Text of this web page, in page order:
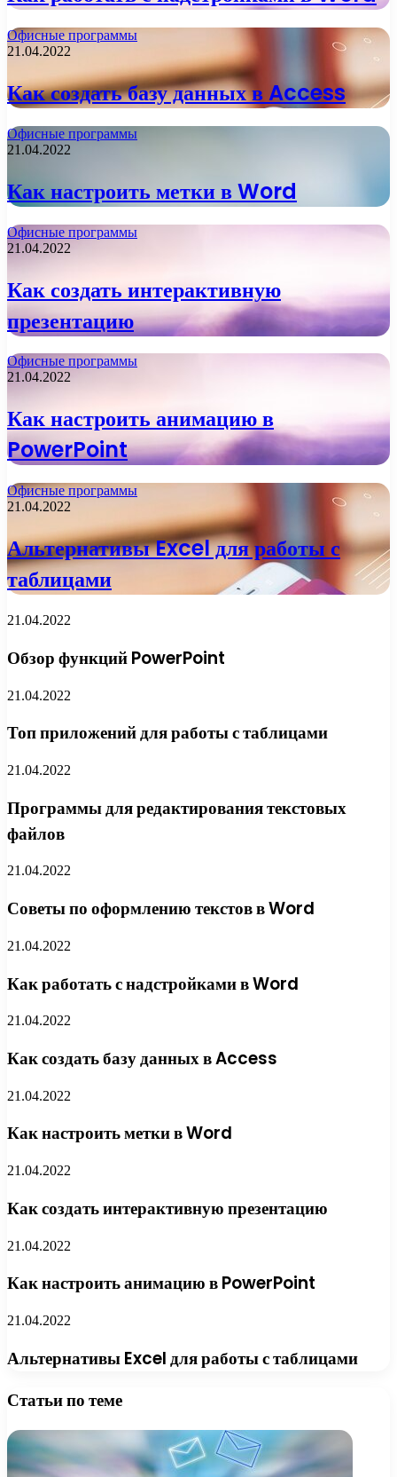
Офисные программы
21.04.2022
Как создать базу данных в Access
Офисные программы
21.04.2022
Как настроить метки в Word
Офисные программы
21.04.2022
Как создать интерактивную
презентацию
Офисные программы
21.04.2022
Как настроить анимацию в
PowerPoint
Офисные программы
21.04.2022
Альтернативы Excel для работы с
таблицами
21.04.2022
Обзор функций PowerPoint
21.04.2022
Топ приложений для работы с таблицами
21.04.2022
Программы для редактирования текстовых
файлов
21.04.2022
Советы по оформлению текстов в Word
21.04.2022
Как работать с надстройками в Word
21.04.2022
Как создать базу данных в Access
21.04.2022
Как настроить метки в Word
21.04.2022
Как создать интерактивную презентацию
21.04.2022
Как настроить анимацию в PowerPoint
21.04.2022
Альтернативы Excel для работы с таблицами
Статьи по теме